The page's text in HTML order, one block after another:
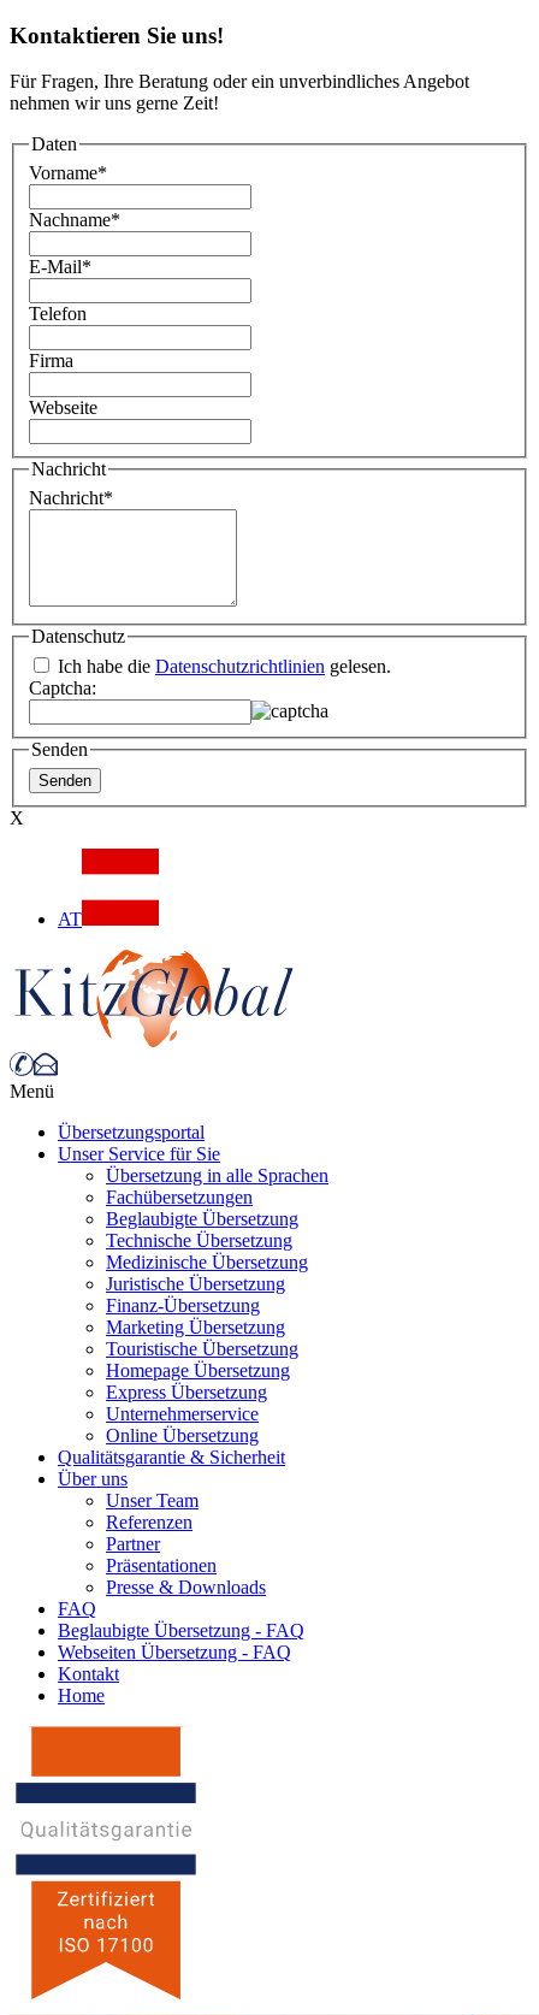
Kontaktieren Sie uns!
Für Fragen, Ihre Beratung oder ein unverbindliches Angebot
nehmen wir uns gerne Zeit!
Daten
Vorname*
Nachname*
E-Mail*
Telefon
Firma
Webseite
Nachricht
Nachricht*
Datenschutz
Ich habe die Datenschutzrichtlinien gelesen.
Captcha:
Senden
X
AT
Menü
Übersetzungsportal
Unser Service für Sie
Übersetzung in alle Sprachen
Fachübersetzungen
Beglaubigte Übersetzung
Technische Übersetzung
Medizinische Übersetzung
Juristische Übersetzung
Finanz-Übersetzung
Marketing Übersetzung
Touristische Übersetzung
Homepage Übersetzung
Express Übersetzung
Unternehmerservice
Online Übersetzung
Qualitätsgarantie & Sicherheit
Über uns
Unser Team
Referenzen
Partner
Präsentationen
Presse & Downloads
FAQ
Beglaubigte Übersetzung - FAQ
Webseiten Übersetzung - FAQ
Kontakt
Home